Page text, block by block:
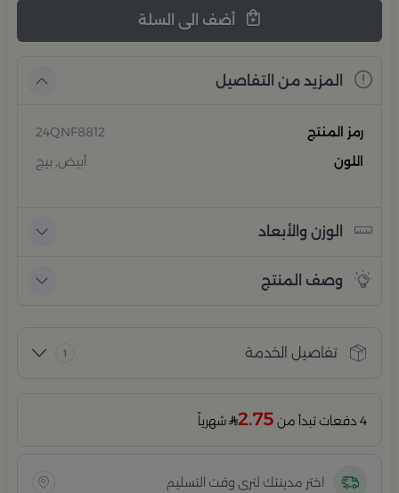
المزيد من التفاصيل
رمز المنتج
24QNF8812
اللون
أبيض, بيج
الوزن والأبعاد
وصف المنتج
تفاصيل الخدمة 1
4 دفعات تبدأ من 2.75 شهرياً
اختر مدينتك لترى وقت التسليم